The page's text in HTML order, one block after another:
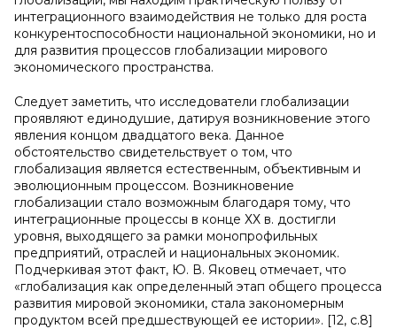
интеграционного взаимодействия не только для роста
конкурентоспособности национальной экономики, но и
для развития процессов глобализации мирового
экономического пространства.
Следует заметить, что исследователи глобализации
проявляют единодушие, датируя возникновение этого
явления концом двадцатого века. Данное
обстоятельство свидетельствует о том, что
глобализация является естественным, объективным и
эволюционным процессом. Возникновение
глобализации стало возможным благодаря тому, что
интеграционные процессы в конце ХХ в. достигли
уровня, выходящего за рамки монопрофильных
предприятий, отраслей и национальных экономик.
Подчеркивая этот факт, Ю. В. Яковец отмечает, что
«глобализация как определенный этап общего процесса
развития мировой экономики, стала закономерным
продуктом всей предшествующей ее истории». [12, с.8]